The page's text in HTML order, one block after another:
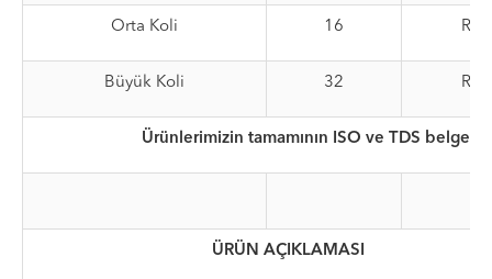
Orta Koli 16
Büyük Koli 32
Ürünlerimizin tamamının ISO ve TDS
ÜRÜN AÇIKLAMASI